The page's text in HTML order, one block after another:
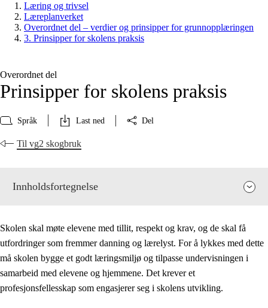
Læring og trivsel
Læreplanverket
Overordnet del – verdier og prinsipper for grunnopplæringen
3. Prinsipper for skolens praksis
Overordnet del
Prinsipper for skolens praksis
Språk Last ned Del
Til vg2 skogbruk
Innholdsfortegnelse
Skolen skal møte elevene med tillit, respekt og krav, og de skal få
utfordringer som fremmer danning og lærelyst. For å lykkes med dette
må skolen bygge et godt læringsmiljø og tilpasse undervisningen i
samarbeid med elevene og hjemmene. Det krever et
profesjonsfellesskap som engasjerer seg i skolens utvikling.